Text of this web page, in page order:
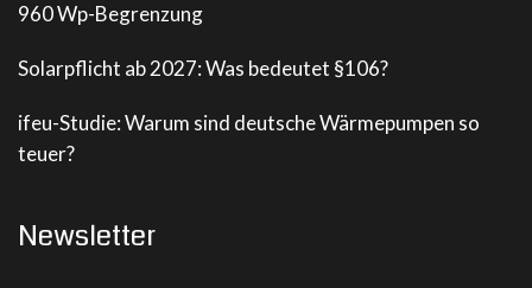
960 Wp-Begrenzung
Solarpflicht ab 2027: Was bedeutet §106?
ifeu-Studie: Warum sind deutsche Wärmepumpen so
teuer?
Newsletter